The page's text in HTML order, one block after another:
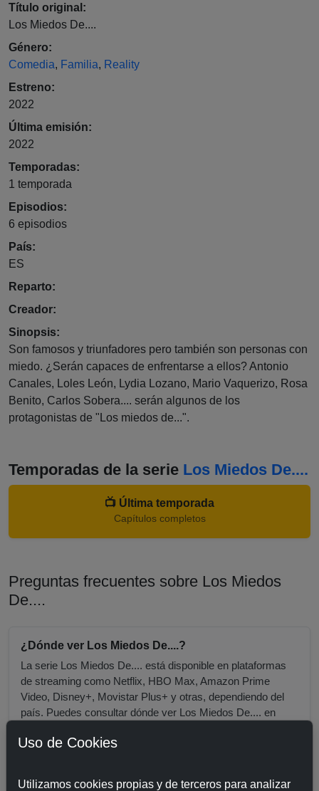
Título original:
Los Miedos De....
Género:
Comedia, Familia, Reality
Estreno:
2022
Última emisión:
2022
Temporadas:
1 temporada
Episodios:
6 episodios
País:
ES
Reparto:
Creador:
Sinopsis:
Son famosos y triunfadores pero también son personas con
miedo. ¿Serán capaces de enfrentarse a ellos? Antonio
Canales, Loles León, Lydia Lozano, Mario Vaquerizo, Rosa
Benito, Carlos Sobera.... serán algunos de los
protagonistas de "Los miedos de...".
Temporadas de la serie Los Miedos De....
📺 Última temporada
Capítulos completos
Preguntas frecuentes sobre Los Miedos
De....
¿Dónde ver Los Miedos De....?
La serie Los Miedos De.... está disponible en plataformas
de streaming como Netflix, HBO Max, Amazon Prime
Video, Disney+, Movistar Plus+ y otras, dependiendo del
país. Puedes consultar dónde ver Los Miedos De.... en
actualizadas.
Uso de Cookies
Utilizamos cookies propias y de terceros para analizar